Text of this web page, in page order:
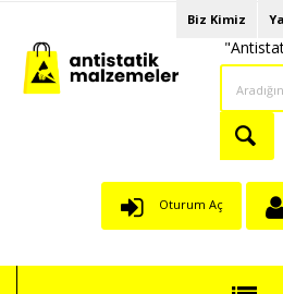
Biz Kimiz
Oturum Aç